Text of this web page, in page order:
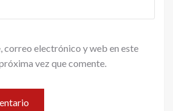
correo electrónico y web en este
vez que comente.